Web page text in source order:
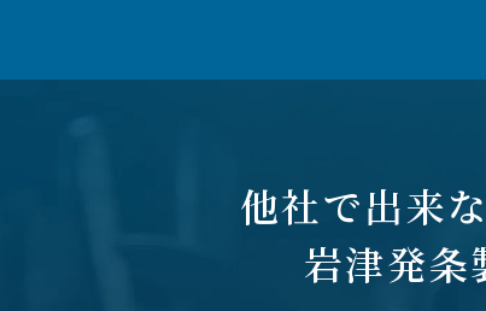
他社で出来
岩津発条